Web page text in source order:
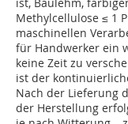
ist, Baulehm,
Methylcellulose ≤ 1
maschinellen
für Handwerker ein
keine Zeit zu
ist der
Nach der Lieferung
der Herstellung